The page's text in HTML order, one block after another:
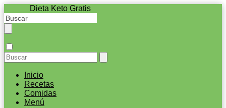
Dieta Keto Gratis
Inicio
Recetas
Comidas
Menú